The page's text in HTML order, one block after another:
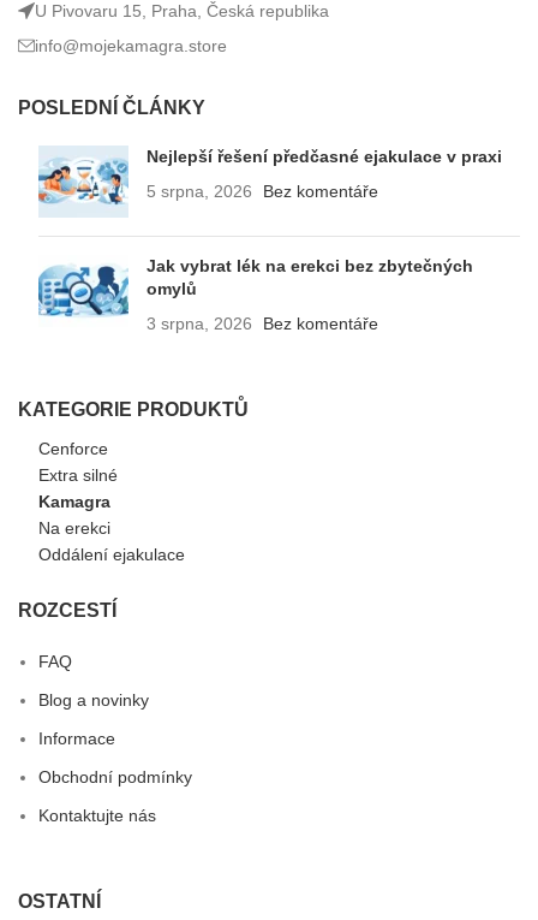
U Pivovaru 15, Praha, Česká republika
info@mojekamagra.store
POSLEDNÍ ČLÁNKY
Nejlepší řešení předčasné ejakulace v praxi
5 srpna, 2026
Bez komentáře
Jak vybrat lék na erekci bez zbytečných
omylů
3 srpna, 2026
Bez komentáře
KATEGORIE PRODUKTŮ
Cenforce
Extra silné
Kamagra
Na erekci
Oddálení ejakulace
ROZCESTÍ
FAQ
Blog a novinky
Informace
Obchodní podmínky
Kontaktujte nás
OSTATNÍ